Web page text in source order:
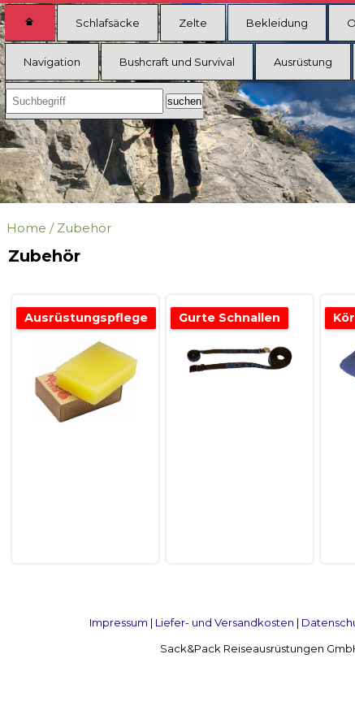
Schlafsäcke Zelte Bekleidung
Navigation Bushcraft und Survival Ausrüstung
Home / Zubehör
Zubehör
Ausrüstungspflege Gurte Schnallen
Impressum | Liefer- und Versandkosten |
Sack&Pack Reiseausrüstungen